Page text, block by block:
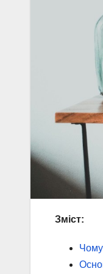
Зміст:
Чому